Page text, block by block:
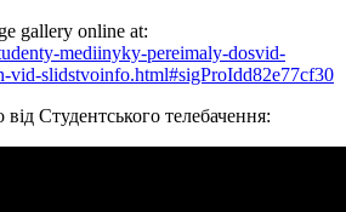
gallery online at:
mediinyky-pereimaly-dosvid-
vid-slidstvoinfo.html#sigProIdd82e77cf30
від Студентського телебачення: